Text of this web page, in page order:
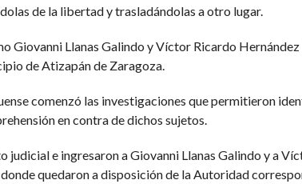
de la libertad y trasladándolas a otro lugar.
Giovanni Llanas Galindo y Víctor Ricardo
de Atizapán de Zaragoza.
comenzó las investigaciones que permitieron
en contra de dichos sujetos.
judicial e ingresaron a Giovanni Llanas Galindo y a
quedaron a disposición de la Autoridad